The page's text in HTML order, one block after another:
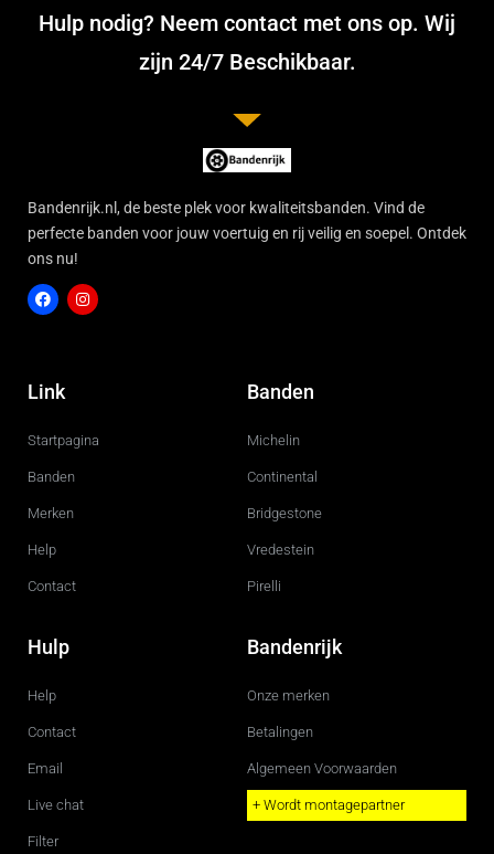
Hulp nodig? Neem contact met ons op. Wij
zijn 24/7 Beschikbaar.
Bandenrijk.nl, de beste plek voor kwaliteitsbanden. Vind de
perfecte banden voor jouw voertuig en rij veilig en soepel. Ontdek
ons nu!
c
e
o
g
r
Link
Startpagina
Banden
Merken
Help
Contact
Banden
Michelin
Continental
Bridgestone
Vredestein
Pirelli
Hulp
Help
Contact
Email
Live chat
Filter
Bandenrijk
Onze merken
Betalingen
Algemeen Voorwaarden
+ Wordt montagepartner